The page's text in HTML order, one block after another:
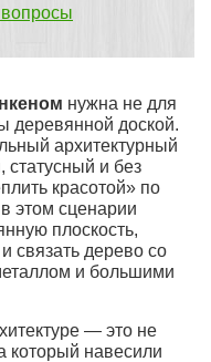
нужна не для
деревянной доской.
архитектурный
и без
красотой» по
этом сценарии
плоскость,
связать дерево со
и большими
— это не
который навесили